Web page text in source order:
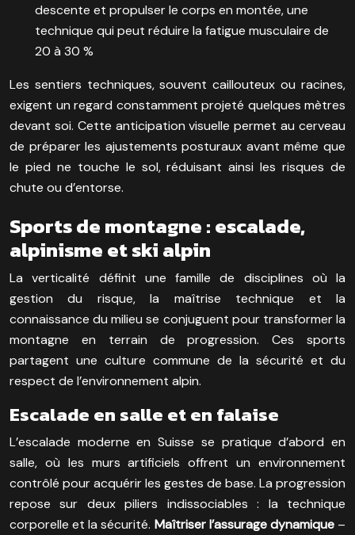
descente et propulser le corps en montée, une
technique qui peut réduire la fatigue musculaire de
20 à 30 %
Les sentiers techniques, souvent caillouteux ou racines,
exigent un regard constamment projeté quelques mètres
devant soi. Cette anticipation visuelle permet au cerveau
de préparer les ajustements posturaux avant même que
le pied ne touche le sol, réduisant ainsi les risques de
chute ou d’entorse.
Sports de montagne : escalade,
alpinisme et ski alpin
La verticalité définit une famille de disciplines où la
gestion du risque, la maîtrise technique et la
connaissance du milieu se conjuguent pour transformer la
montagne en terrain de progression. Ces sports
partagent une culture commune de la sécurité et du
respect de l’environnement alpin.
Escalade en salle et en falaise
L’escalade moderne en Suisse se pratique d’abord en
salle, où les murs artificiels offrent un environnement
contrôlé pour acquérir les gestes de base. La progression
repose sur deux piliers indissociables : la technique
corporelle et la sécurité. Maîtriser l’assurage dynamique–